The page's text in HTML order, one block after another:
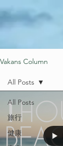
Vakans Column
All Posts
旅行
健康
All Posts